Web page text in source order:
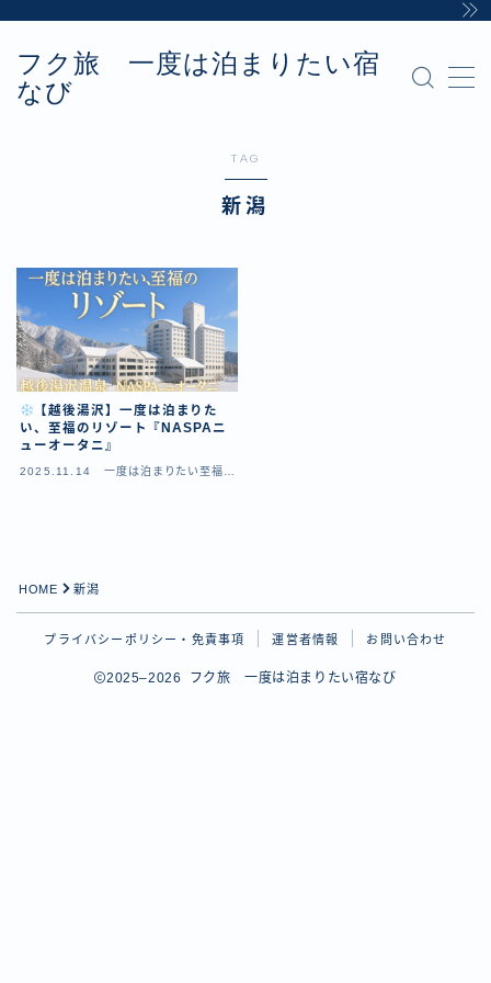
フク旅 一度は泊まりたい宿
なび
MENU
Sample Page
プライバシーポリシー・免責事項
運営者情報
TAG
新潟
【越後湯沢】一度は泊まりた
い、至福のリゾート『NASPAニ
ューオータニ』
2025.11.14
一度は泊まりたい至福の
HOME 新潟
プライバシーポリシー・免責事項 運営者情報 お問い合わせ
2025–2026 フク旅 一度は泊まりたい宿なび